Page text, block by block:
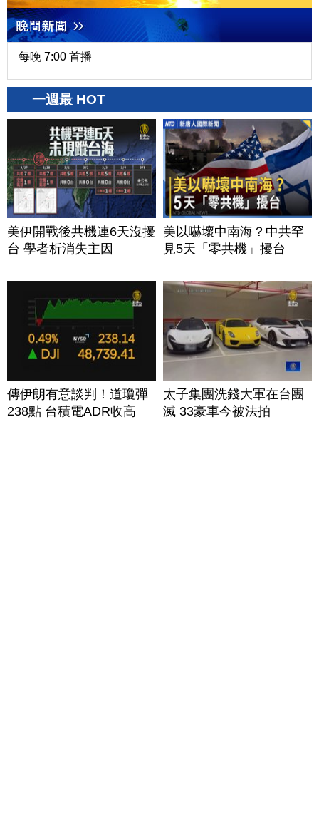
每晚 7:00 首播
一週最 HOT
美伊開戰後共機連6天沒擾
台 學者析消失主因
美以嚇壞中南海？中共罕
見5天「零共機」擾台
傳伊朗有意談判！道瓊彈
238點 台積電ADR收高
太子集團洗錢大軍在台團
滅 33豪車今被法拍